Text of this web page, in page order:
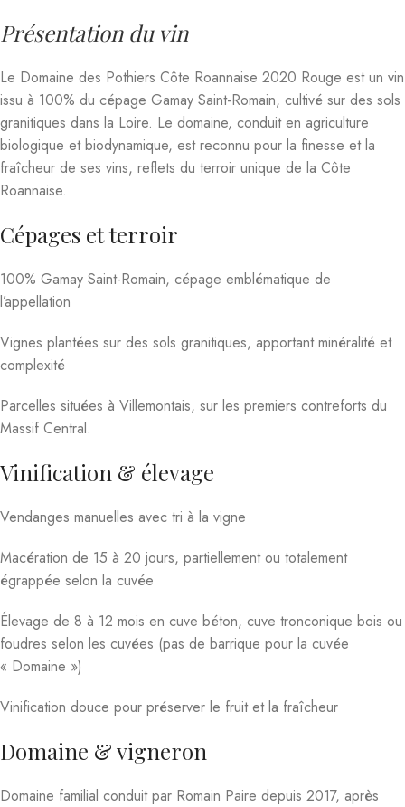
Présentation du vin
Le Domaine des Pothiers Côte Roannaise 2020 Rouge est un vin
issu à 100% du cépage Gamay Saint-Romain, cultivé sur des sols
granitiques dans la Loire. Le domaine, conduit en agriculture
biologique et biodynamique, est reconnu pour la finesse et la
fraîcheur de ses vins, reflets du terroir unique de la Côte
Roannaise.
Cépages et terroir
100% Gamay Saint-Romain, cépage emblématique de
l’appellation
Vignes plantées sur des sols granitiques, apportant minéralité et
complexité
Parcelles situées à Villemontais, sur les premiers contreforts du
Massif Central.
Vinification & élevage
Vendanges manuelles avec tri à la vigne
Macération de 15 à 20 jours, partiellement ou totalement
égrappée selon la cuvée
Élevage de 8 à 12 mois en cuve béton, cuve tronconique bois ou
foudres selon les cuvées (pas de barrique pour la cuvée
« Domaine »)
Vinification douce pour préserver le fruit et la fraîcheur
Domaine & vigneron
Domaine familial conduit par Romain Paire depuis 2017, après